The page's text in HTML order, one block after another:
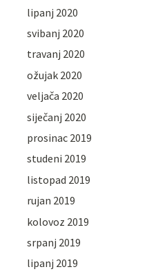
lipanj 2020
svibanj 2020
travanj 2020
ožujak 2020
veljača 2020
siječanj 2020
prosinac 2019
studeni 2019
listopad 2019
rujan 2019
kolovoz 2019
srpanj 2019
lipanj 2019